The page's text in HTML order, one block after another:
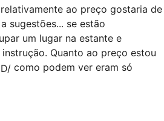
ao preço gostaria de
sugestões... se estão
um lugar na estante e
Quanto ao preço estou
como podem ver eram só